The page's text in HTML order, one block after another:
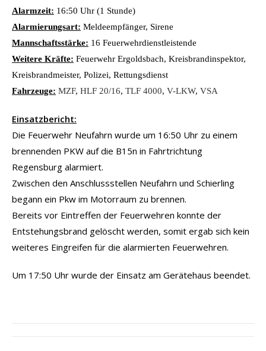
Alarmzeit: 16:50 Uhr (1 Stunde)
Alarmierungsart: Meldeempfänger, Sirene
Mannschaftsstärke: 16 Feuerwehrdienstleistende
Weitere Kräfte: Feuerwehr Ergoldsbach, Kreisbrandinspektor,
Kreisbrandmeister, Polizei, Rettungsdienst
Fahrzeuge: MZF, HLF 20/16, TLF 4000, V-LKW, VSA
Einsatzbericht:
Die Feuerwehr Neufahrn wurde um 16:50 Uhr zu einem
brennenden PKW auf die B15n in Fahrtrichtung
Regensburg alarmiert.
Zwischen den Anschlussstellen Neufahrn und Schierling
begann ein Pkw im Motorraum zu brennen.
Bereits vor Eintreffen der Feuerwehren konnte der
Entstehungsbrand gelöscht werden, somit ergab sich kein
weiteres Eingreifen für die alarmierten Feuerwehren.
Um 17:50 Uhr wurde der Einsatz am Gerätehaus beendet.